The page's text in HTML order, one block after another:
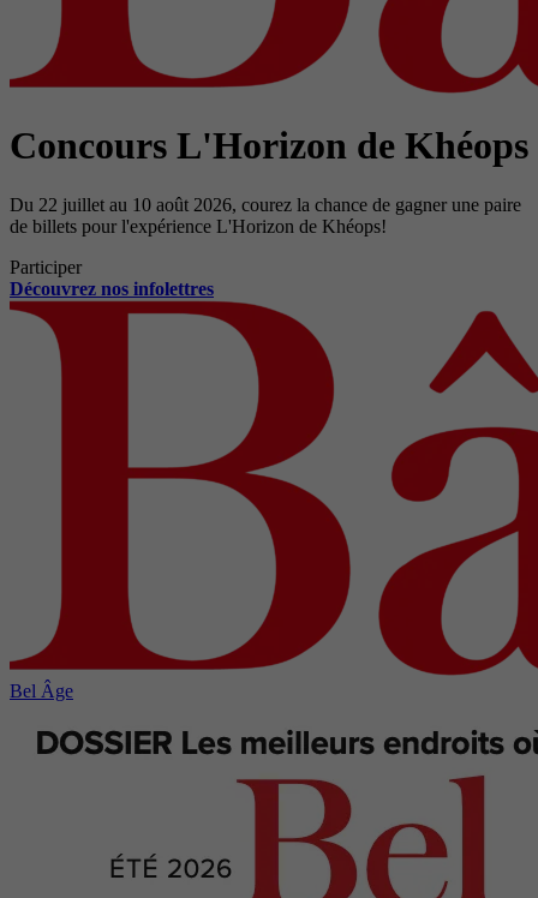
Concours L'Horizon de Khéops
Du 22 juillet au 10 août 2026, courez la chance de gagner une paire
de billets pour l'expérience L'Horizon de Khéops!
Participer
Découvrez nos infolettres
Bel Âge